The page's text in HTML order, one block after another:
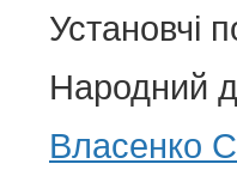
Установчі
Народний
Власенко